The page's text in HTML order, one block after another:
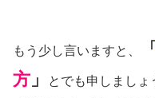
もう少し言いますと、 「
方 」
とでも申しましょ